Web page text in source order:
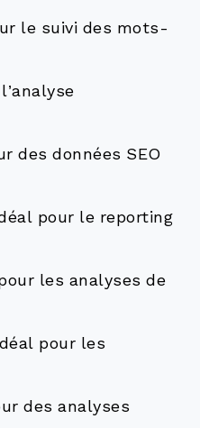
le suivi des mots-
des données SEO
pour le reporting
les analyses de
pour les
des analyses